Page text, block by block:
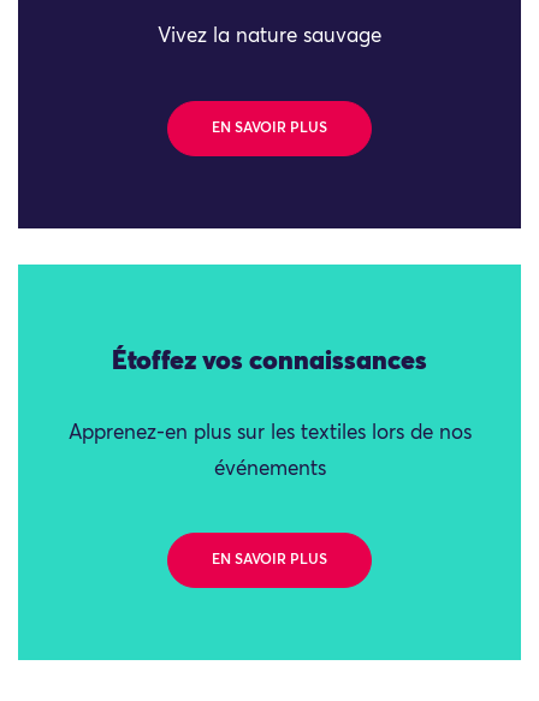
Vivez la nature sauvage
EN SAVOIR PLUS
Étoffez vos connaissances
Apprenez-en plus sur les textiles lors de nos
événements
EN SAVOIR PLUS